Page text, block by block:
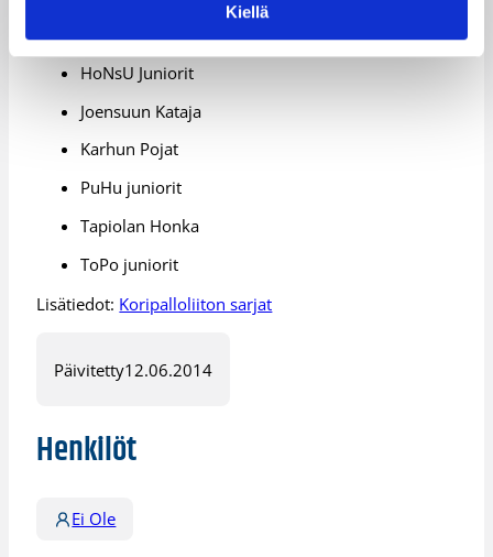
Kiellä
Helsingin NMKY (Capitals)
HoNsU Juniorit
Joensuun Kataja
Karhun Pojat
PuHu juniorit
Tapiolan Honka
ToPo juniorit
Lisätiedot: Koripalloliiton sarjat
Päivitetty12.06.2014
Henkilöt
Ei Ole